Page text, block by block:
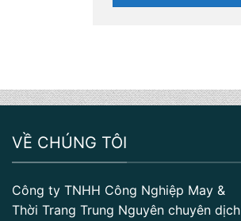
VỀ CHÚNG TÔI
Công ty TNHH Công Nghiệp May &
Thời Trang Trung Nguyên chuyên dịch